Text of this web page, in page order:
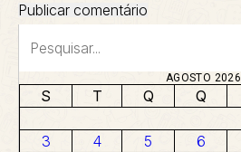
AGOSTO 2026
S T Q Q
3
4 5 6